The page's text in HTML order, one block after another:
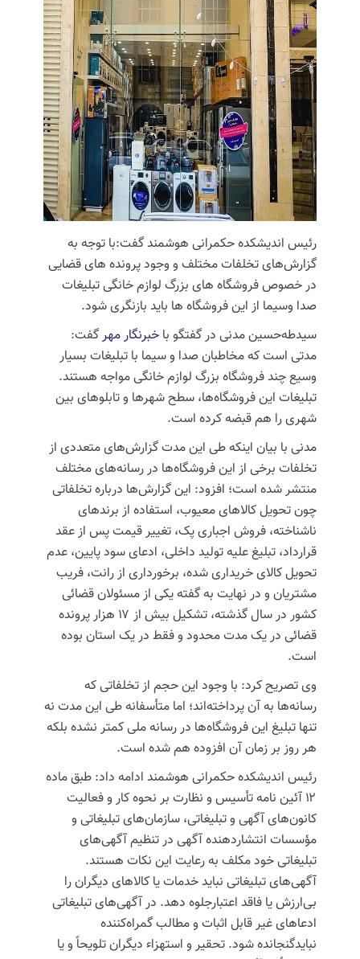
رئیس اندیشکده حکمرانی هوشمند گفت:با توجه به
گزارش‌های تخلفات مختلف و وجود پرونده های قضایی
در خصوص فروشگاه های بزرگ لوازم خانگی تبلیغات
صدا وسیما از این فروشگاه ها باید بازنگری شود.
سیدطه‌حسینمدنی در گفتگو با خبرنگار مهرگفت:
مدتی است که مخاطبان صدا و سیما با تبلیغات بسیار
وسیع چند فروشگاه بزرگ لوازم خانگی مواجه هستند.
تبلیغات این فروشگاه‌ها، سطح شهرها و تابلوهای بین
شهری را هم قبضه کرده است.
مدنی با بیان اینکه طی این مدت گزارش‌های متعددی از
تخلفات برخی از این فروشگاه‌ها در رسانه‌های مختلف
منتشر شده است؛ افزود: این گزارش‌ها درباره تخلفاتی
چون تحویل کالاهای معیوب، استفاده از برندهای
ناشناخته، فروش اجباری پک، تغییر قیمت پس از عقد
قرارداد، تبلیغ علیه تولید داخلی، ادعای سود پایین، عدم
تحویل کالای خریداری شده، برخورداری از رانت، فریب
مشتریان و در نهایت به گفته یکی از مسئولان قضائی
کشور در سال گذشته، تشکیل بیش از ۱۷ هزار پرونده
قضائی در یک مدت محدود و فقط در یک استان بوده
است.
وی تصریح کرد: با وجود این حجم از تخلفاتی که
رسانه‌ها به آن پرداخته‌اند؛ اما متأسفانه طی این مدت نه
تنها تبلیغ این فروشگاه‌ها در رسانه ملی کمتر نشده بلکه
هر روز بر زمان آن افزوده هم شده است.
رئیس اندیشکده حکمرانی هوشمند ادامه داد: طبق ماده
۱۲ آئین نامه تأسیس و نظارت بر نحوه کار و فعالیت
کانون‌های آگهی و تبلیغاتی، سازمان‌های تبلیغاتی و
مؤسسات انتشاردهنده آگهی در تنظیم آگهی‌های
تبلیغاتی خود مکلف به رعایت این نکات هستند.
آگهی‌های تبلیغاتی نباید خدمات یا کالاهای دیگران را
بی‌ارزش یا فاقد اعتبارجلوه دهد. در آگهی‌های تبلیغاتی
ادعاهای غیر قابل اثبات و مطالب گمراه‌کننده
نبایدگنجانده شود. تحقیر و استهزاء دیگران تلویحاً و یا